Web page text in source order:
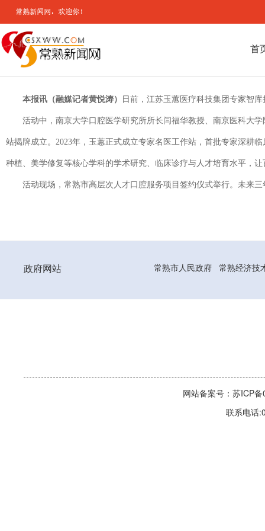
首
本报讯（融媒记者黄悦涛） 日前，江苏玉蕙医疗科技集团专家智
活动中，南京大学口腔医学研究所所长闫福华教授、南京医科大
站揭牌成立。2023年，玉蕙正式成立专家名医工作站，首批专家深耕
种植、美学修复等核心学科的学术研究、临床诊疗与人才培育水平，
活动现场，常熟市高层次人才口腔服务项目签约仪式举行。未来
政府网站 常熟市人民政府 常熟经济技
网站备案号：苏ICP
联系电话